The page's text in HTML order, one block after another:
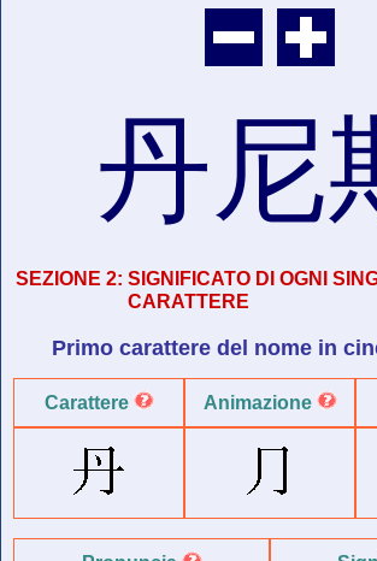
丹尼
SEZIONE 2: SIGNIFICATO DI OGNI
CARATTERE
Primo carattere del nome in
Carattere Animazione